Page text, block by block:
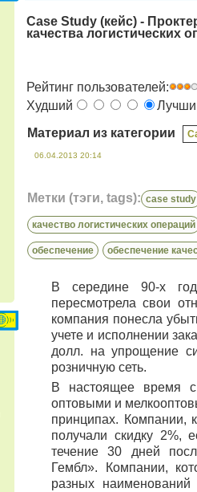
Case Study (кейс) -
качества логистических
Рейтинг пользователей:
Худший
Материал из категории
06.04.2013 20:14
Метки (тэги, tags): case study
качество логистических операций
обеспечение обеспечение
В середине 90-х
пересмотрела свои
компания понесла
учете и исполнении
долл. на упрощение
розничную сеть.
В настоящее время
оптовыми и
принципах. Компании,
получали скидку 2%,
течение 30 дней
Гембл». Компании,
разных